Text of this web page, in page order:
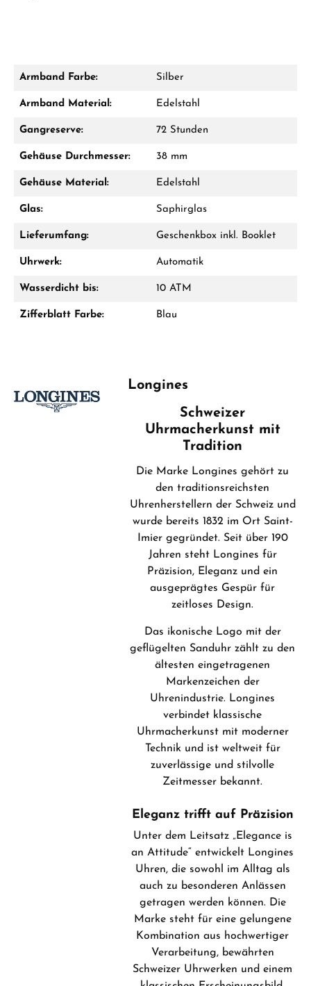
Damon Reiners
WhatsApp Chat
Geschenk im Warenkorb.
GESCHENKE ANSEHEN
Hersteller- & Produktsicherheit
Armband Farbe: Silber
Armband Material: Edelstahl
Gangreserve: 72 Stunden
Gehäuse Durchmesser: 38 mm
Gehäuse Material: Edelstahl
Glas: Saphirglas
Lieferumfang: Geschenkbox inkl. Booklet
Uhrwerk: Automatik
Wasserdicht bis: 10 ATM
Zifferblatt Farbe: Blau
Longines
Schweizer
Uhrmacherkunst mit
Tradition
Die Marke Longines gehört zu
den traditionsreichsten
Uhrenherstellern der Schweiz und
wurde bereits 1832 im Ort Saint-
Imier gegründet. Seit über 190
Jahren steht Longines für
Präzision, Eleganz und ein
ausgeprägtes Gespür für
zeitloses Design.
Das ikonische Logo mit der
geflügelten Sanduhr zählt zu den
ältesten eingetragenen
Markenzeichen der
Uhrenindustrie. Longines
verbindet klassische
Uhrmacherkunst mit moderner
Technik und ist weltweit für
zuverlässige und stilvolle
Zeitmesser bekannt.
Eleganz trifft auf Präzision
Unter dem Leitsatz „Elegance is
an Attitude“ entwickelt Longines
Uhren, die sowohl im Alltag als
auch zu besonderen Anlässen
getragen werden können. Die
Marke steht für eine gelungene
Kombination aus hochwertiger
Verarbeitung, bewährten
Schweizer Uhrwerken und einem